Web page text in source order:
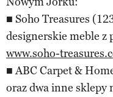
■ Soho Treasures
designerskie meble z
www.soho-
■ ABC Carpet &
oraz dwa inne sklepy